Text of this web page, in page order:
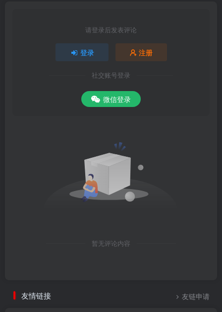
请登录后发表评论
登录 注册
社交账号登录
微信登录
暂无评论内容
友情链接 友链申请